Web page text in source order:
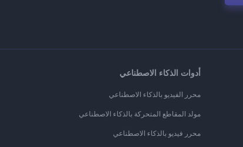
أدوات الذكاء الاصطناعي
محرر الفيديو بالذكاء الاصطناعي
مولد المقاطع المتحركة بالذكاء الاصطناعي
محرر فيديو بالذكاء الاصطناعي